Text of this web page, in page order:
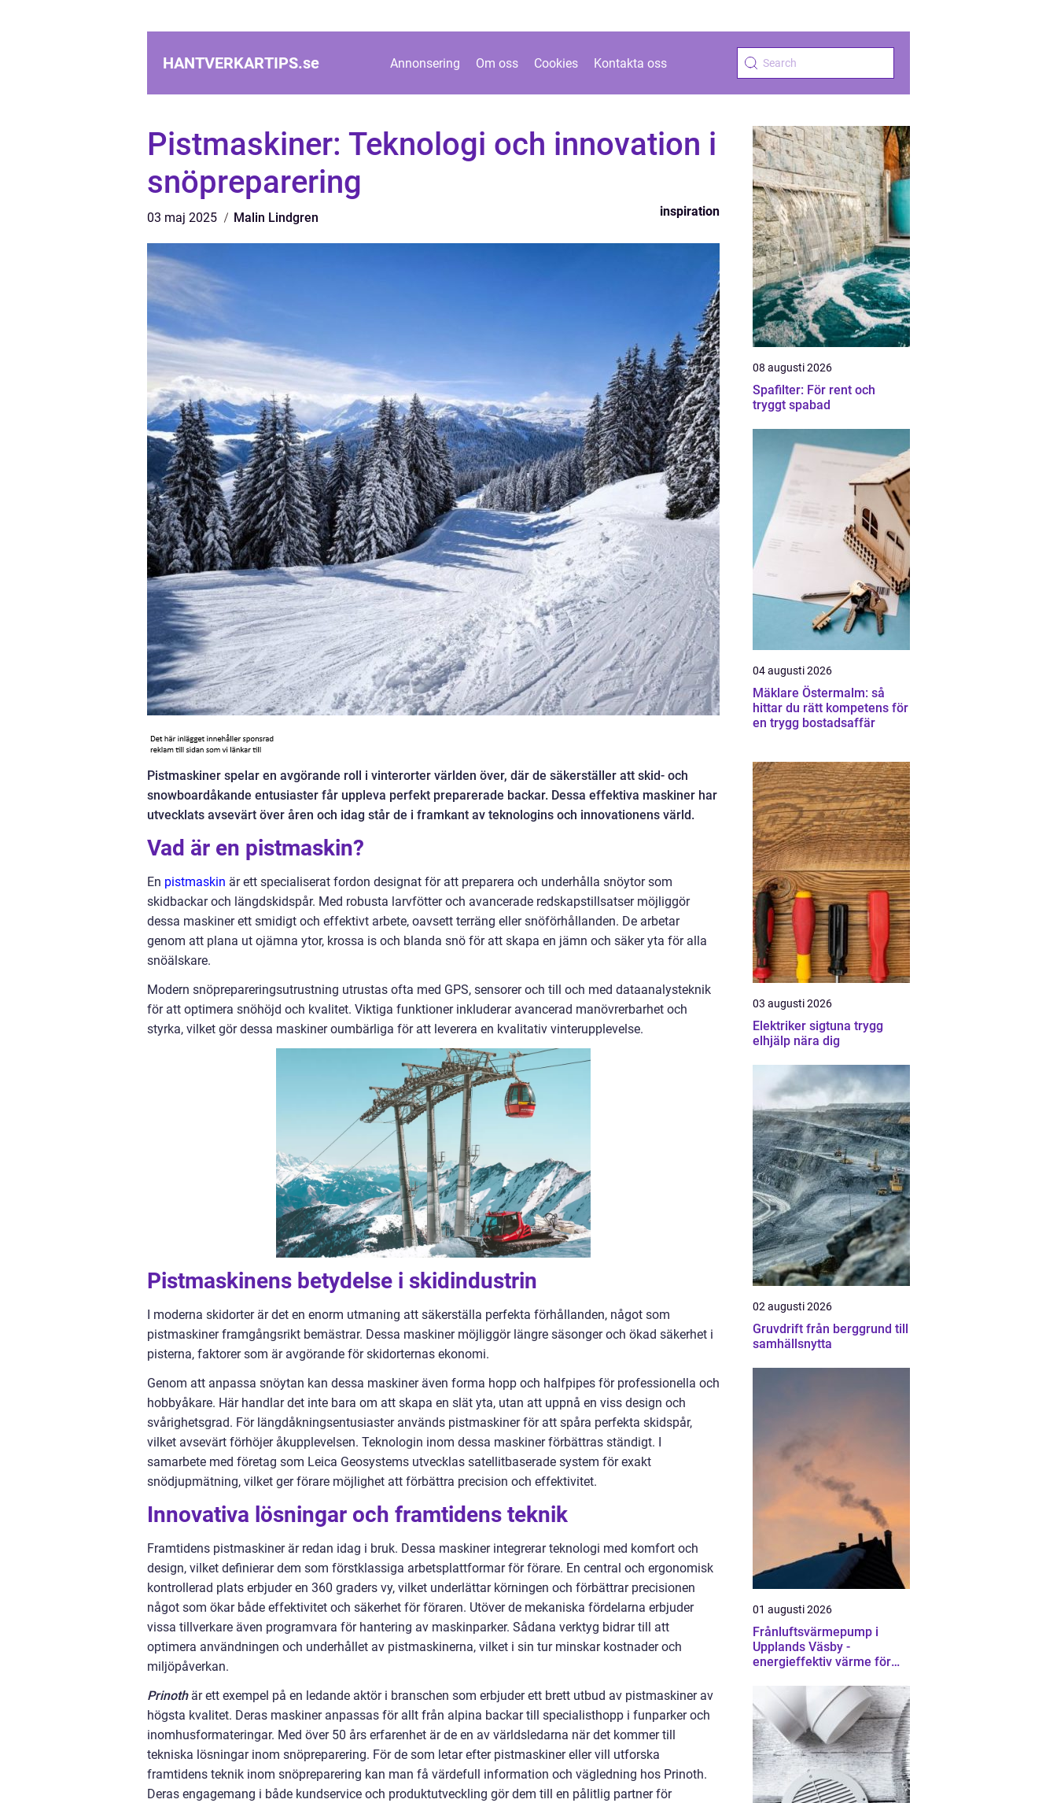
HANTVERKARTIPS.se Annonsering Om oss Cookies Kontakta oss
Pistmaskiner: Teknologi och innovation i
snöpreparering
03 maj 2025 Malin Lindgren inspiration
Pistmaskiner spelar en avgörande roll i vinterorter världen över, där de säkerställer att skid- och
snowboardåkande entusiaster får uppleva perfekt preparerade backar. Dessa effektiva maskiner har
utvecklats avsevärt över åren och idag står de i framkant av teknologins och innovationens värld.
Vad är en pistmaskin?
En pistmaskin är ett specialiserat fordon designat för att preparera och underhålla snöytor som
skidbackar och längdskidspår. Med robusta larvfötter och avancerade redskapstillsatser möjliggör
dessa maskiner ett smidigt och effektivt arbete, oavsett terräng eller snöförhållanden. De arbetar
genom att plana ut ojämna ytor, krossa is och blanda snö för att skapa en jämn och säker yta för alla
snöälskare.
Modern snöprepareringsutrustning utrustas ofta med GPS, sensorer och till och med dataanalysteknik
för att optimera snöhöjd och kvalitet. Viktiga funktioner inkluderar avancerad manövrerbarhet och
styrka, vilket gör dessa maskiner oumbärliga för att leverera en kvalitativ vinterupplevelse.
Pistmaskinens betydelse i skidindustrin
I moderna skidorter är det en enorm utmaning att säkerställa perfekta förhållanden, något som
pistmaskiner framgångsrikt bemästrar. Dessa maskiner möjliggör längre säsonger och ökad säkerhet i
pisterna, faktorer som är avgörande för skidorternas ekonomi.
Genom att anpassa snöytan kan dessa maskiner även forma hopp och halfpipes för professionella och
hobbyåkare. Här handlar det inte bara om att skapa en slät yta, utan att uppnå en viss design och
svårighetsgrad. För längdåkningsentusiaster används pistmaskiner för att spåra perfekta skidspår,
vilket avsevärt förhöjer åkupplevelsen. Teknologin inom dessa maskiner förbättras ständigt. I
samarbete med företag som Leica Geosystems utvecklas satellitbaserade system för exakt
snödjupmätning, vilket ger förare möjlighet att förbättra precision och effektivitet.
Innovativa lösningar och framtidens teknik
Framtidens pistmaskiner är redan idag i bruk. Dessa maskiner integrerar teknologi med komfort och
design, vilket definierar dem som förstklassiga arbetsplattformar för förare. En central och ergonomisk
kontrollerad plats erbjuder en 360 graders vy, vilket underlättar körningen och förbättrar precisionen
något som ökar både effektivitet och säkerhet för föraren. Utöver de mekaniska fördelarna erbjuder
vissa tillverkare även programvara för hantering av maskinparker. Sådana verktyg bidrar till att
optimera användningen och underhållet av pistmaskinerna, vilket i sin tur minskar kostnader och
miljöpåverkan.
Prinoth är ett exempel på en ledande aktör i branschen som erbjuder ett brett utbud av pistmaskiner av
högsta kvalitet. Deras maskiner anpassas för allt från alpina backar till specialisthopp i funparker och
inomhusformateringar. Med över 50 års erfarenhet är de en av världsledarna när det kommer till
tekniska lösningar inom snöpreparering. För de som letar efter pistmaskiner eller vill utforska
framtidens teknik inom snöpreparering kan man få värdefull information och vägledning hos Prinoth.
Deras engagemang i både kundservice och produktutveckling gör dem till en pålitlig partner för
08 augusti 2026
Spafilter: För rent och
tryggt spabad
04 augusti 2026
Mäklare Östermalm: så
hittar du rätt kompetens för
en trygg bostadsaffär
03 augusti 2026
Elektriker sigtuna trygg
elhjälp nära dig
02 augusti 2026
Gruvdrift från berggrund till
samhällsnytta
01 augusti 2026
Frånluftsvärmepump i
Upplands Väsby -
energieffektiv värme för